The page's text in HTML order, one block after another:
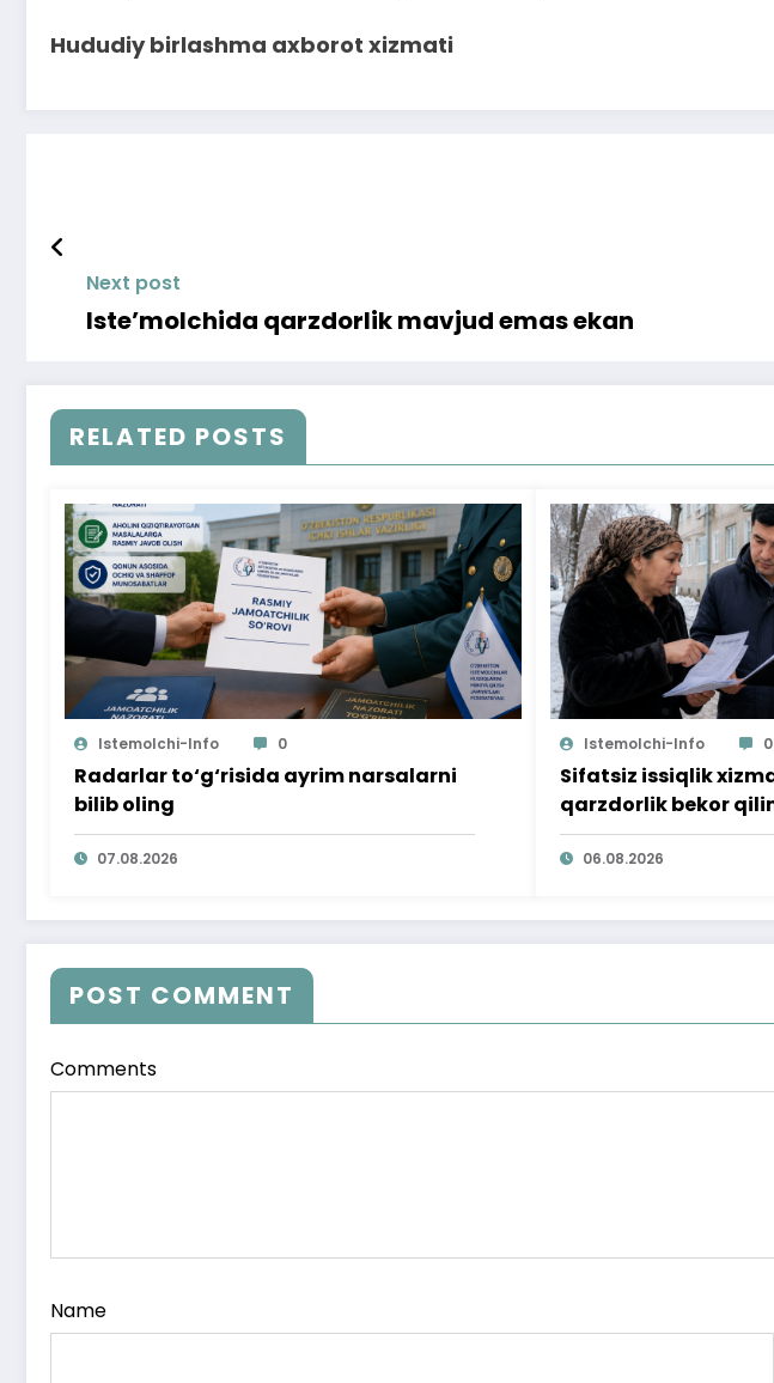
Hududiy birlashma axborot xizmati
Next post
Iste’molchida qarzdorlik mavjud emas ekan
RELATED POSTS
Istemolchi-Info 0
Radarlar to‘g‘risida ayrim narsalarni
bilib oling
07.08.2026
Istemolchi-Info 0
Sifatsiz issiqlik
qarzdorlik bekor
06.08.2026
POST COMMENT
Comments
Name